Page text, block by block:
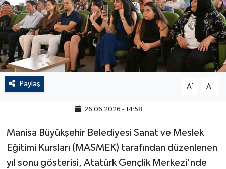
Paylaş A- A+
26.06.2026 - 14:58
Manisa Büyükşehir Belediyesi Sanat ve Meslek
Eğitimi Kursları (MASMEK) tarafından düzenlenen
yıl sonu gösterisi, Atatürk Gençlik Merkezi'nde